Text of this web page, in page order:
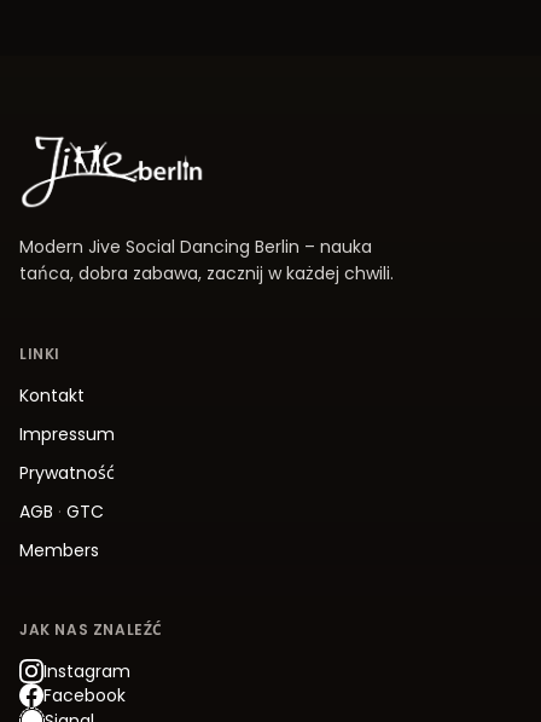
Modern Jive Social Dancing Berlin – nauka
tańca, dobra zabawa, zacznij w każdej chwili.
LINKI
Kontakt
Impressum
Prywatność
AGB · GTC
Members
JAK NAS ZNALEŹĆ
Instagram
Facebook